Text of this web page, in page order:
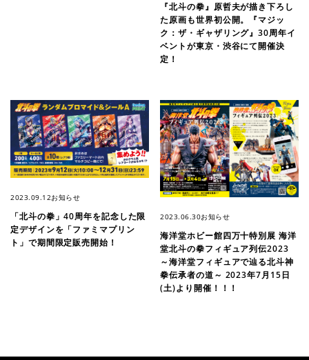
『北斗の拳』原哲夫が描き下ろし
た原画も世界初公開。『マジッ
ク：ザ・ギャザリング』30周年イ
ベントが東京・渋谷にて開催決
定！
2023.09.12お知らせ
「北斗の拳」40周年を記念した限
定デザインを「ファミマプリン
ト」で期間限定販売開始！
2023.06.30お知らせ
海洋堂ホビー館四万十特別展 海洋
堂北斗の拳フィギュア列伝2023
～海洋堂フィギュアで辿る北斗神
拳伝承者の道～ 2023年7月15日
(土)より開催！！！